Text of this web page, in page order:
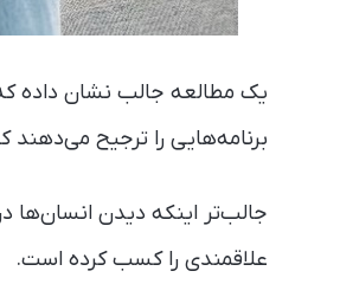
یک مطالعه جالب نشان داده
برنامه‌هایی را ترجیح
علاقمندی را کسب کرده است.